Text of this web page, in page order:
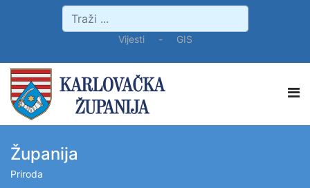
Vijesti- GIS
Županija
Priroda